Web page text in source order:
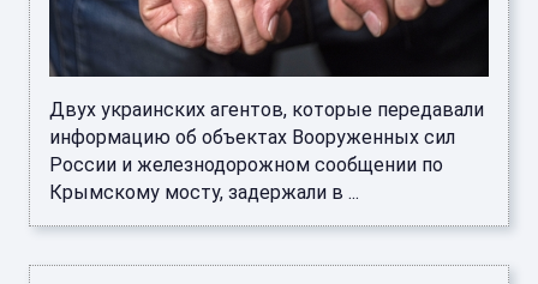
Двух украинских агентов, которые передавали
информацию об объектах Вооруженных сил
России и железнодорожном сообщении по
Крымскому мосту, задержали в ...